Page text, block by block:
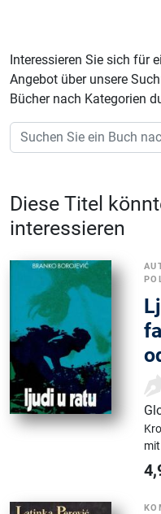
Interessieren Sie sich für
Angebot über unsere
Bücher nach Kategorien
Diese Titel
interessieren